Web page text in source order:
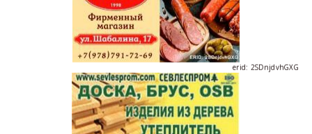
erid: 2SDnjdvhGXG